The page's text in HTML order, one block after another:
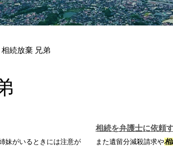
相続放棄 兄弟
妹がいるときには注意が
相続を弁護士に依頼
また遺留分減殺請求や相